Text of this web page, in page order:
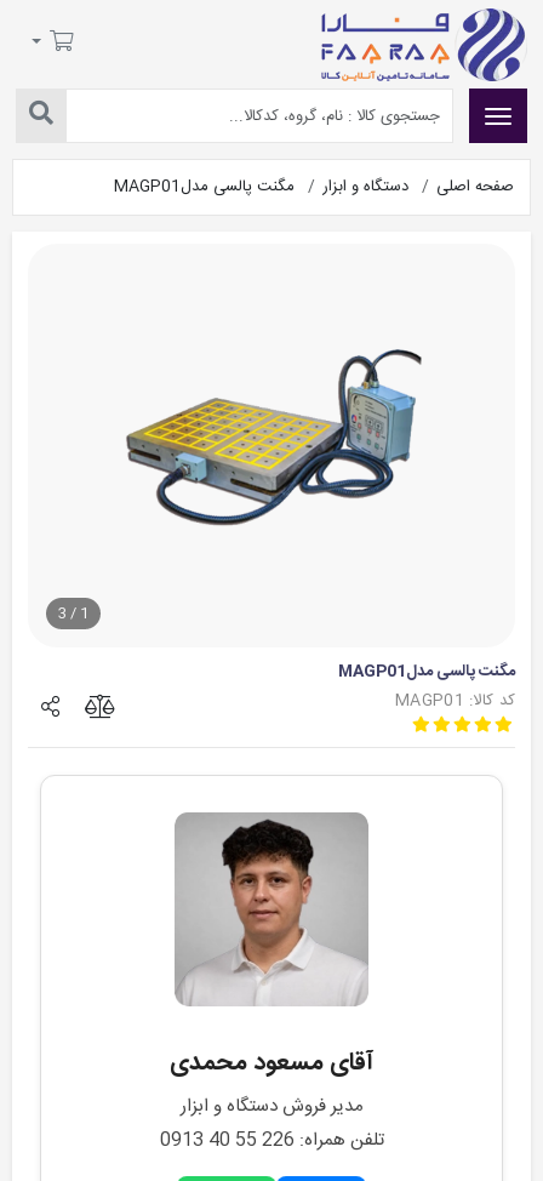
صفحه اصلی دستگاه و ابزار مگنت پالسی مدلMAGP01
1
/
3
مگنت پالسی مدلMAGP01
کد کالا: MAGP01
آقای مسعود محمدی
مدیر فروش دستگاه و ابزار
تلفن همراه: 0913 40 55 226